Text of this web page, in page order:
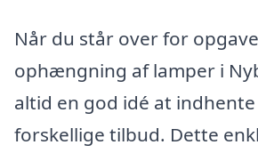
Når du står over for
ophængning af lamper i
altid en god idé at
forskellige tilbud. Dette